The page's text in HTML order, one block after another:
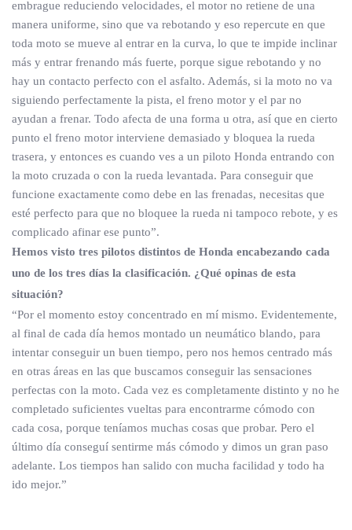
embrague reduciendo velocidades, el motor no retiene de una
manera uniforme, sino que va rebotando y eso repercute en que
toda moto se mueve al entrar en la curva, lo que te impide inclinar
más y entrar frenando más fuerte, porque sigue rebotando y no
hay un contacto perfecto con el asfalto. Además, si la moto no va
siguiendo perfectamente la pista, el freno motor y el par no
ayudan a frenar. Todo afecta de una forma u otra, así que en cierto
punto el freno motor interviene demasiado y bloquea la rueda
trasera, y entonces es cuando ves a un piloto Honda entrando con
la moto cruzada o con la rueda levantada. Para conseguir que
funcione exactamente como debe en las frenadas, necesitas que
esté perfecto para que no bloquee la rueda ni tampoco rebote, y es
complicado afinar ese punto”.
Hemos visto tres pilotos distintos de Honda encabezando cada
uno de los tres días la clasificación. ¿Qué opinas de esta
situación?
“Por el momento estoy concentrado en mí mismo. Evidentemente,
al final de cada día hemos montado un neumático blando, para
intentar conseguir un buen tiempo, pero nos hemos centrado más
en otras áreas en las que buscamos conseguir las sensaciones
perfectas con la moto. Cada vez es completamente distinto y no he
completado suficientes vueltas para encontrarme cómodo con
cada cosa, porque teníamos muchas cosas que probar. Pero el
último día conseguí sentirme más cómodo y dimos un gran paso
adelante. Los tiempos han salido con mucha facilidad y todo ha
ido mejor.”